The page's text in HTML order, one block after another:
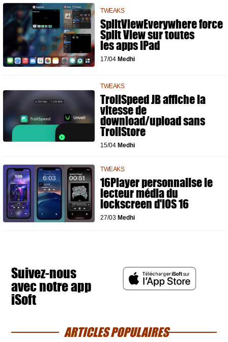
TWEAKS
SplitViewEverywhere force
Split View sur toutes
les apps iPad
17/04 Medhi
TWEAKS
TrollSpeed JB affiche la
vitesse de
download/upload sans
TrollStore
15/04 Medhi
TWEAKS
16Player personnalise le
lecteur média du
lockscreen d'iOS 16
27/03 Medhi
Suivez-nous
avec notre app
iSoft
ARTICLES POPULAIRES